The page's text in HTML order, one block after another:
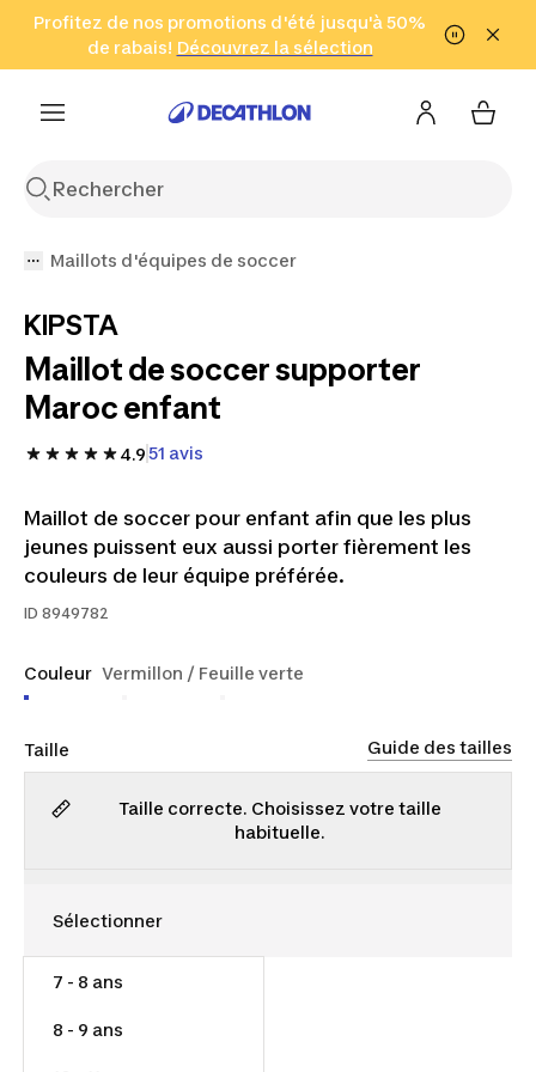
Aller à la recherche Aller au contenu Aller au pied de
Profitez de nos promotions d'été jusqu'à 50%
de rabais! Découvrez la sélection
Cliquez ici
en seulement 2 h!
(Zones sélectionnées)
Maillots d'équipes de soccer
KIPSTA
Maillot de soccer supporter
Maroc enfant
4.951 avis
Maillot de soccer pour enfant afin que les plus
jeunes puissent eux aussi porter fièrement les
couleurs de leur équipe préférée.
ID 8949782
Couleur Vermillon / Feuille verte
Taille Guide des tailles
Taille correcte. Choisissez votre taille
habituelle.
7 - 8 ans
8 - 9 ans
Rupture de stock